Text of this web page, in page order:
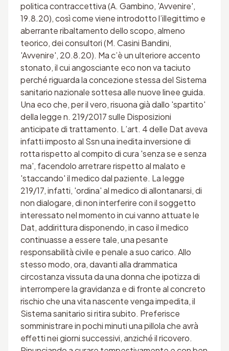
politica contraccettiva (A. Gambino, 'Avvenire',
19.8.20), così come viene introdotto l’illegittimo e
aberrante ribaltamento dello scopo, almeno
teorico, dei consultori (M. Casini Bandini,
'Avvenire', 20.8.20). Ma c’è un ulteriore accento
stonato, il cui angosciante eco non va taciuto
perché riguarda la concezione stessa del Sistema
sanitario nazionale sottesa alle nuove linee guida.
Una eco che, per il vero, risuona già dallo 'spartito'
della legge n. 219/2017 sulle Disposizioni
anticipate di trattamento. L’art. 4 delle Dat aveva
infatti imposto al Ssn una inedita inversione di
rotta rispetto al compito di cura 'senza se e senza
ma', facendolo arretrare rispetto al malato e
'staccando' il medico dal paziente. La legge
219/17, infatti, 'ordina' al medico di allontanarsi, di
non dialogare, di non interferire con il soggetto
interessato nel momento in cui vanno attuate le
Dat, addirittura disponendo, in caso il medico
continuasse a essere tale, una pesante
responsabilità civile e penale a suo carico. Allo
stesso modo, ora, davanti alla drammatica
circostanza vissuta da una donna che ipotizza di
interrompere la gravidanza e di fronte al concreto
rischio che una vita nascente venga impedita, il
Sistema sanitario si ritira subito. Preferisce
somministrare in pochi minuti una pillola che avrà
effetti nei giorni successivi, anziché il ricovero.